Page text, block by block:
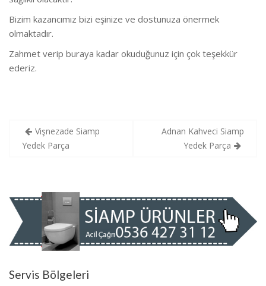
Bizim kazancımız bizi eşinize ve dostunuza önermek
olmaktadır.
Zahmet verip buraya kadar okuduğunuz için çok teşekkür
ederiz.
Yazı
gezinmesi
Vişnezade Siamp
Yedek Parça
Adnan Kahveci Siamp
Yedek Parça
Servis Bölgeleri